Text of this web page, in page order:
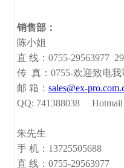
销售部：
陈小姐
直 线：0755-29563977
传 真：0755-欢迎致电我
邮 箱： sales@ex-
QQ: 741388038 Hotmail
朱先生
手 机：13725505688
直 线：0755-29563977